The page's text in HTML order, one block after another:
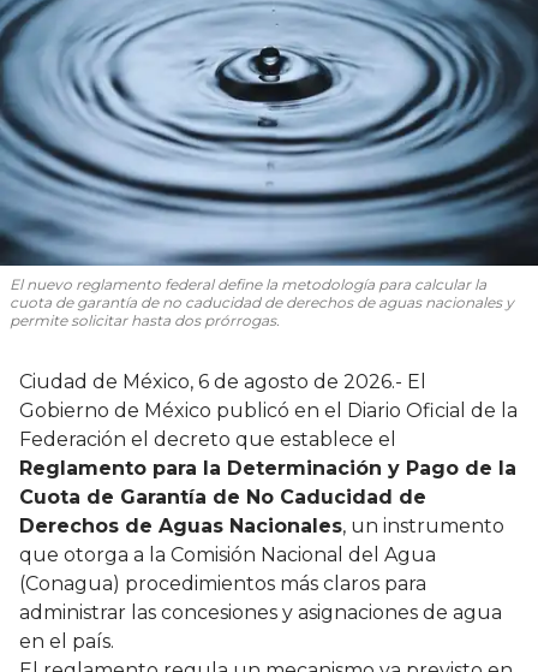
El nuevo reglamento federal define la metodología para calcular la
cuota de garantía de no caducidad de derechos de aguas nacionales y
permite solicitar hasta dos prórrogas.
Ciudad de México, 6 de agosto de 2026.- El
Gobierno de México publicó en el Diario Oficial de la
Federación el decreto que establece el
Reglamento para la Determinación y Pago de la
Cuota de Garantía de No Caducidad de
Derechos de Aguas Nacionales, un instrumento
que otorga a la Comisión Nacional del Agua
(Conagua) procedimientos más claros para
administrar las concesiones y asignaciones de agua
en el país.